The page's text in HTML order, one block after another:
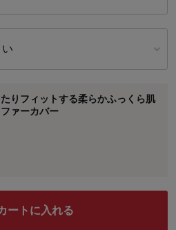
りフィットする柔らかふっくら肌
ァーカバー
ートに入れる